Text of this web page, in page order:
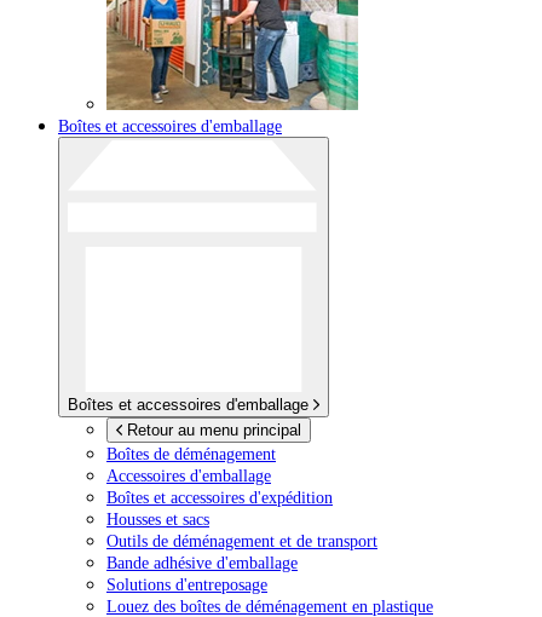
Boîtes et accessoires d'emballage
Boîtes et accessoires d'emballage
Retour au menu principal
Boîtes de déménagement
Accessoires d'emballage
Boîtes et accessoires d'expédition
Housses et sacs
Outils de déménagement et de transport
Bande adhésive d'emballage
Solutions d'entreposage
Louez des boîtes de déménagement en plastique